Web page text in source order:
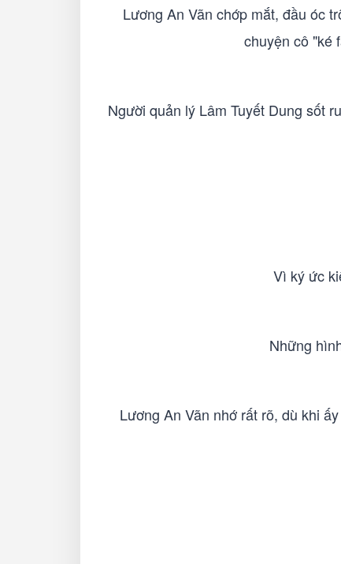
Lương An Vãn chớp mắt, đầu óc
chuyện cô "ké
Người quản lý Lâm Tuyết Dung sốt
Vì ký ức
Những
Lương An Vãn nhớ rất rõ, dù khi